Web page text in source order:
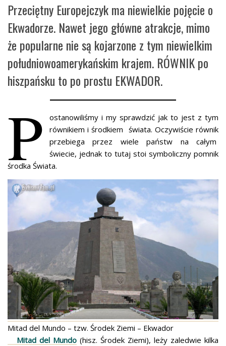
Przeciętny Europejczyk ma niewielkie pojęcie o
Ekwadorze. Nawet jego główne atrakcje, mimo
że popularne nie są kojarzone z tym niewielkim
południowoamerykańskim krajem. RÓWNIK po
hiszpańsku to po prostu EKWADOR.
P
ostanowiliśmy i my sprawdzić jak to jest z tym
równikiem i środkiem świata. Oczywiście równik
przebiega przez wiele państw na całym
świecie, jednak to tutaj stoi symboliczny pomnik
środka Świata.
Mitad del Mundo – tzw. Środek Ziemi – Ekwador
Mitad del Mundo (hisz. Środek Ziemi), leży zaledwie kilka